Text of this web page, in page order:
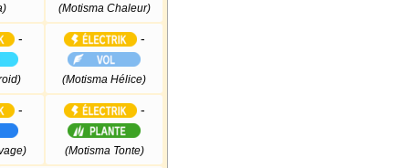
(Motisma Chaleur)
- -
(Motisma Hélice)
- -
(Motisma Tonte)